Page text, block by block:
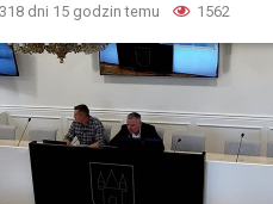
318 dni 15 godzin temu 1562